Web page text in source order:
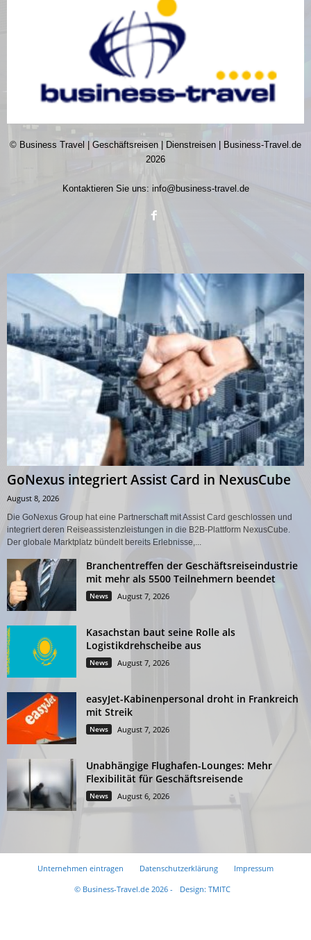
© Business Travel | Geschäftsreisen | Dienstreisen | Business-Travel.de
2026
Kontaktieren Sie uns: info@business-travel.de
GoNexus integriert Assist Card in NexusCube
August 8, 2026
Die GoNexus Group hat eine Partnerschaft mit Assist Card geschlossen und
integriert deren Reiseassistenzleistungen in die B2B-Plattform NexusCube.
Der globale Marktplatz bündelt bereits Erlebnisse,...
Branchentreffen der Geschäftsreiseindustrie
mit mehr als 5500 Teilnehmern beendet
News August 7, 2026
Kasachstan baut seine Rolle als
Logistikdrehscheibe aus
News August 7, 2026
easyJet-Kabinenpersonal droht in Frankreich
mit Streik
News August 7, 2026
Unabhängige Flughafen-Lounges: Mehr
Flexibilität für Geschäftsreisende
News August 6, 2026
Unternehmen eintragen Datenschutzerklärung
Impressum
© Business-Travel.de 2026 -
Design: TMITC